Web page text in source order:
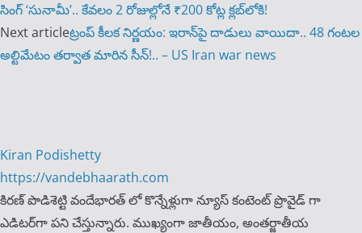
సింగ్ ‘సునామీ’.. కేవలం 2 రోజుల్లోనే ₹200 కోట్ల క్లబ్‌లోకి!
Next articleట్రంప్ కీలక నిర్ణయం: ఇరాన్‌పై దాడులు వాయిదా.. 48 గంటల
అల్టిమేటం తర్వాత మారిన సీన్!.. – US Iran war news
Kiran Podishetty
https://vandebhaarath.com
కిర‌ణ్ పొడిశెట్టి వందేభారత్ లో కొన్నేళ్లుగా న్యూస్ కంటెంట్ ప్రొవైడ్ గా
ఎడిటర్‌గా పని చేస్తున్నారు. ముఖ్యంగా జాతీయం, అంత‌ర్జాతీయ